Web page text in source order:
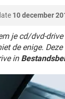
10 december
je cd/dvd-
de enige.
in